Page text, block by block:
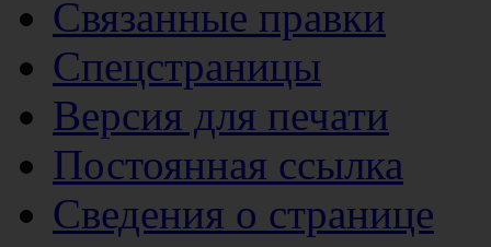
Связанные правки
Спецстраницы
Версия для печати
Постоянная ссылка
Сведения о странице